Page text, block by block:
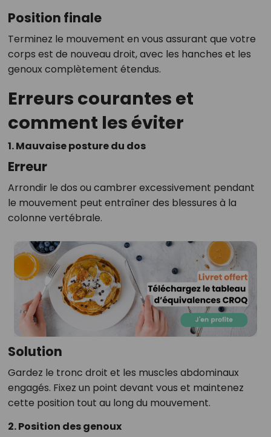
Position finale
Terminez le mouvement en vous assurant que votre
corps est de nouveau droit, avec les hanches et les
genoux complètement étendus.
Erreurs courantes et
comment les éviter
1. Mauvaise posture du dos
Erreur
Arrondir le dos ou cambrer excessivement pendant
le mouvement peut entraîner des blessures à la
colonne vertébrale.
Solution
Gardez le tronc droit et les muscles abdominaux
engagés. Fixez un point devant vous et maintenez
cette position tout au long du mouvement.
2. Position des genoux